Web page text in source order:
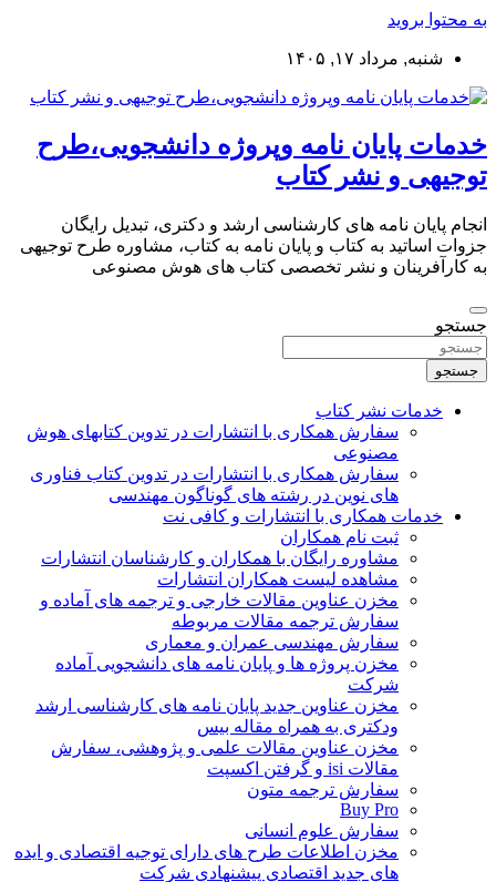
به محتوا بروید
شنبه, مرداد ۱۷, ۱۴۰۵
خدمات پایان نامه وپروژه دانشجویی،طرح
توجیهی و نشر کتاب
انجام پایان نامه های کارشناسی ارشد و دکتری، تبدیل رایگان
جزوات اساتید به کتاب و پایان نامه به کتاب، مشاوره طرح توجیهی
به کارآفرینان و نشر تخصصی کتاب های هوش مصنوعی
جستجو
جستجو
خدمات نشر کتاب
سفارش همکاری با انتشارات در تدوین کتابهای هوش
مصنوعی
سفارش همکاری با انتشارات در تدوین کتاب فناوری
های نوین در رشته های گوناگون مهندسی
خدمات همکاری با انتشارات و کافی نت
ثبت نام همکاران
مشاوره رایگان با همکاران و کارشناسان انتشارات
مشاهده لیست همکاران انتشارات
مخزن عناوین مقالات خارجی و ترجمه های آماده و
سفارش ترجمه مقالات مربوطه
سفارش مهندسی عمران و معماری
مخزن پروژه ها و پایان نامه های دانشجویی آماده
شرکت
مخزن عناوین جدید پایان نامه های کارشناسی ارشد
ودکتری به همراه مقاله بیس
مخزن عناوین مقالات علمی و پژوهشی، سفارش
مقالات isi و گرفتن اکسپت
سفارش ترجمه متون
Buy Pro
سفارش علوم انسانی
مخزن اطلاعات طرح های دارای توجیه اقتصادی و ایده
های جدید اقتصادی پیشنهادی شرکت